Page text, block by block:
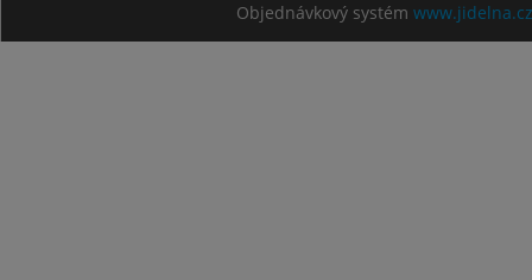
Objednávkový systém www.jidelna.cz